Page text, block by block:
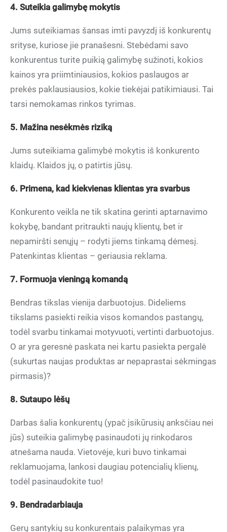
4. Suteikia galimybę mokytis
Jums suteikiamas šansas imti pavyzdį iš konkurentų
srityse, kuriose jie pranašesni. Stebėdami savo
konkurentus turite puikią galimybę sužinoti, kokios
kainos yra priimtiniausios, kokios paslaugos ar
prekės paklausiausios, kokie tiekėjai patikimiausi. Tai
tarsi nemokamas rinkos tyrimas.
5. Mažina nesėkmės riziką
Jums suteikiama galimybė mokytis iš konkurento
klaidų. Klaidos jų, o patirtis jūsų.
6. Primena, kad kiekvienas klientas yra svarbus
Konkurento veikla ne tik skatina gerinti aptarnavimo
kokybę, bandant pritraukti naujų klientų, bet ir
nepamiršti senųjų – rodyti jiems tinkamą dėmesį.
Patenkintas klientas – geriausia reklama.
7. Formuoja vieningą komandą
Bendras tikslas vienija darbuotojus. Dideliems
tikslams pasiekti reikia visos komandos pastangų,
todėl svarbu tinkamai motyvuoti, vertinti darbuotojus.
O ar yra geresnė paskata nei kartu pasiekta pergalė
(sukurtas naujas produktas ar nepaprastai sėkmingas
pirmasis)?
8. Sutaupo lėšų
Darbas šalia konkurentų (ypač įsikūrusių anksčiau nei
jūs) suteikia galimybę pasinaudoti jų rinkodaros
atnešama nauda. Vietovėje, kuri buvo tinkamai
reklamuojama, lankosi daugiau potencialių klienų,
todėl pasinaudokite tuo!
9. Bendradarbiauja
Gerų santykių su konkurentais palaikymas yra